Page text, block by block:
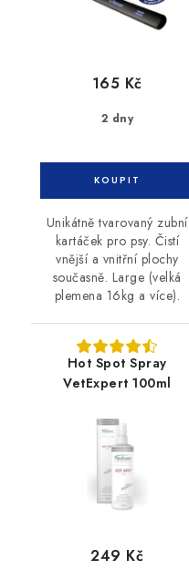
2 dny
165 Kč
Unikátně tvarovaný zubní
kartáček pro psy. Čistí
vnější a vnitřní plochy
současně. Large (velká
plemena 16kg a více).
Hot Spot Spray
VetExpert 100ml
249 Kč